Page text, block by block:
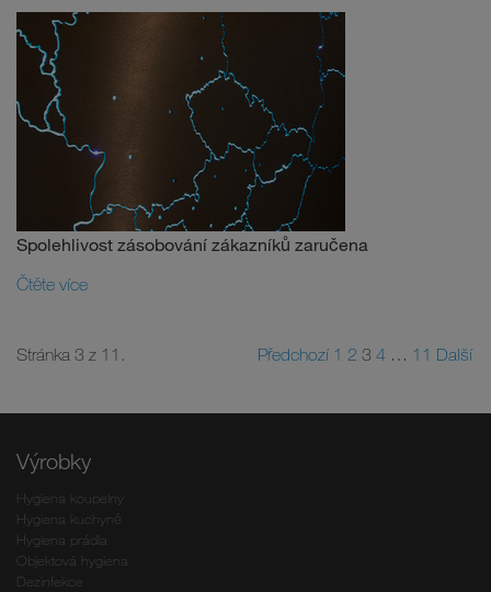
Spolehlivost zásobování zákazníků zaručena
Čtěte více
Stránka 3 z 11. Předchozí 1 2 3 4 … 11 Další
Výrobky
Hygiena koupelny
Hygiena kuchyně
Hygiena prádla
Objektová hygiena
Dezinfekce